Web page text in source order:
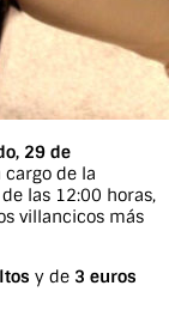
29 de
cargo de la
las 12:00 horas,
villancicos más
y de 3 euros